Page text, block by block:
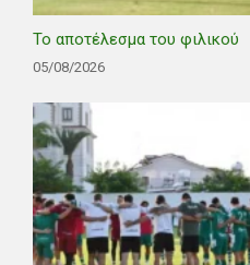
Το αποτέλεσμα του φιλικού
05/08/2026